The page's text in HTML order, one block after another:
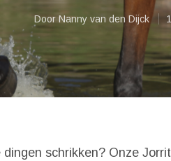
Door Nanny van den Dijck
schrikken? Onze